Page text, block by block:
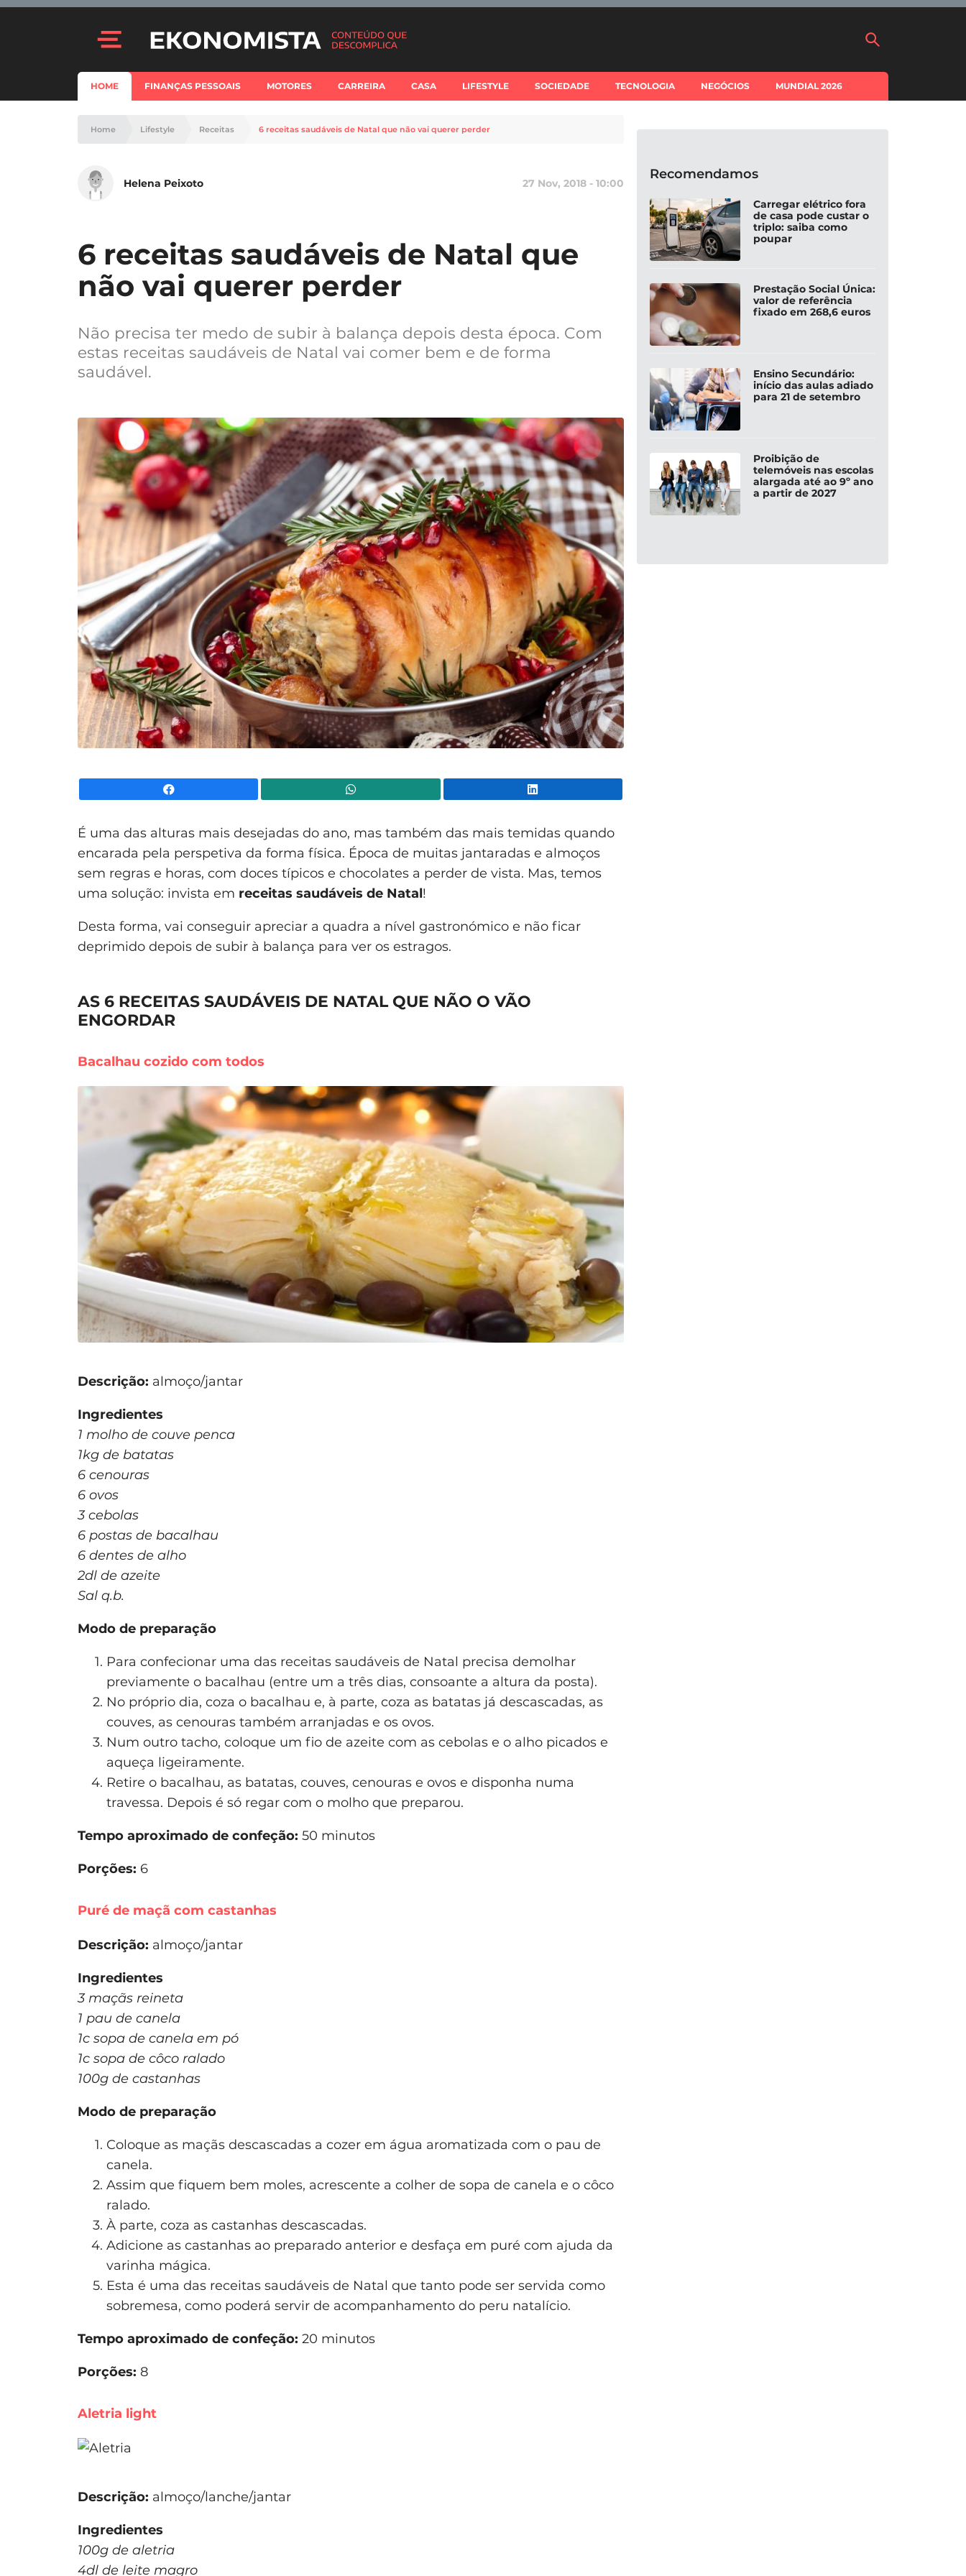
HOME FINANÇAS PESSOAIS MOTORES CARREIRA CASA LIFESTYLE SOCIEDADE TECNOLOGIA NEGÓCIOS MUNDIAL 2026
Home Lifestyle Receitas 6 receitas saudáveis de Natal que não vai querer perder
Helena Peixoto 27 Nov, 2018 - 10:00
6 receitas saudáveis de Natal que
não vai querer perder
Não precisa ter medo de subir à balança depois desta época. Com
estas receitas saudáveis de Natal vai comer bem e de forma
saudável.
É uma das alturas mais desejadas do ano, mas também das mais temidas quando
encarada pela perspetiva da forma física. Época de muitas jantaradas e almoços
sem regras e horas, com doces típicos e chocolates a perder de vista. Mas, temos
uma solução: invista em receitas saudáveis de Natal!
Desta forma, vai conseguir apreciar a quadra a nível gastronómico e não ficar
deprimido depois de subir à balança para ver os estragos.
AS 6 RECEITAS SAUDÁVEIS DE NATAL QUE NÃO O VÃO
ENGORDAR
Bacalhau cozido com todos
Descrição: almoço/jantar
Ingredientes
1 molho de couve penca
1kg de batatas
6 cenouras
6 ovos
3 cebolas
6 postas de bacalhau
6 dentes de alho
2dl de azeite
Sal q.b.
Modo de preparação
Para confecionar uma das receitas saudáveis de Natal precisa demolhar
previamente o bacalhau (entre um a três dias, consoante a altura da posta).
No próprio dia, coza o bacalhau e, à parte, coza as batatas já descascadas, as
couves, as cenouras também arranjadas e os ovos.
Num outro tacho, coloque um fio de azeite com as cebolas e o alho picados e
aqueça ligeiramente.
Retire o bacalhau, as batatas, couves, cenouras e ovos e disponha numa
travessa. Depois é só regar com o molho que preparou.
Tempo aproximado de confeção: 50 minutos
Porções: 6
Puré de maçã com castanhas
Descrição: almoço/jantar
Ingredientes
3 maçãs reineta
1 pau de canela
1c sopa de canela em pó
1c sopa de côco ralado
100g de castanhas
Modo de preparação
Coloque as maçãs descascadas a cozer em água aromatizada com o pau de
canela.
Assim que fiquem bem moles, acrescente a colher de sopa de canela e o côco
ralado.
À parte, coza as castanhas descascadas.
Adicione as castanhas ao preparado anterior e desfaça em puré com ajuda da
varinha mágica.
Esta é uma das receitas saudáveis de Natal que tanto pode ser servida como
sobremesa, como poderá servir de acompanhamento do peru natalício.
Tempo aproximado de confeção: 20 minutos
Porções: 8
Aletria light
Descrição: almoço/lanche/jantar
Ingredientes
100g de aletria
4dl de leite magro
Recomendamos
Carregar elétrico fora
de casa pode custar o
triplo: saiba como
poupar
Prestação Social Única:
valor de referência
fixado em 268,6 euros
Ensino Secundário:
início das aulas adiado
para 21 de setembro
Proibição de
telemóveis nas escolas
alargada até ao 9º ano
a partir de 2027